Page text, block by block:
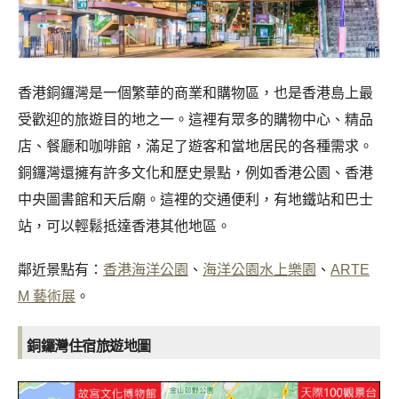
香港銅鑼灣是一個繁華的商業和購物區，也是香港島上最
受歡迎的旅遊目的地之一。這裡有眾多的購物中心、精品
店、餐廳和咖啡館，滿足了遊客和當地居民的各種需求。
銅鑼灣還擁有許多文化和歷史景點，例如香港公園、香港
中央圖書館和天后廟。這裡的交通便利，有地鐵站和巴士
站，可以輕鬆抵達香港其他地區。
鄰近景點有： 香港海洋公園 、 海洋公園水上樂園 、 ARTE
M 藝術展 。
銅鑼灣住宿旅遊地圖